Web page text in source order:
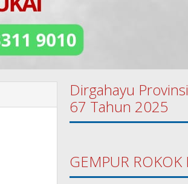
Dirgahayu
67 Tahun 2025
GEMPUR ROKOK